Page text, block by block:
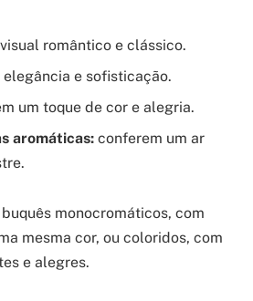
romântico e clássico.
e sofisticação.
um toque de cor e alegria.
aromáticas: conferem um ar
monocromáticos, com
mesma cor, ou coloridos, com
e alegres.